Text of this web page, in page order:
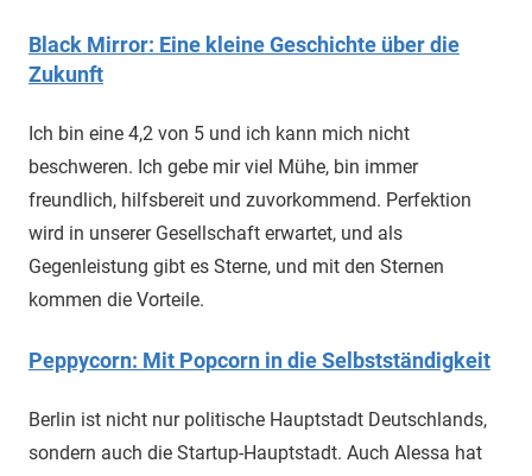
Black Mirror: Eine kleine Geschichte über die
Zukunft
Ich bin eine 4,2 von 5 und ich kann mich nicht
beschweren. Ich gebe mir viel Mühe, bin immer
freundlich, hilfsbereit und zuvorkommend. Perfektion
wird in unserer Gesellschaft erwartet, und als
Gegenleistung gibt es Sterne, und mit den Sternen
kommen die Vorteile.
Peppycorn: Mit Popcorn in die Selbstständigkeit
Berlin ist nicht nur politische Hauptstadt Deutschlands,
sondern auch die Startup-Hauptstadt. Auch Alessa hat